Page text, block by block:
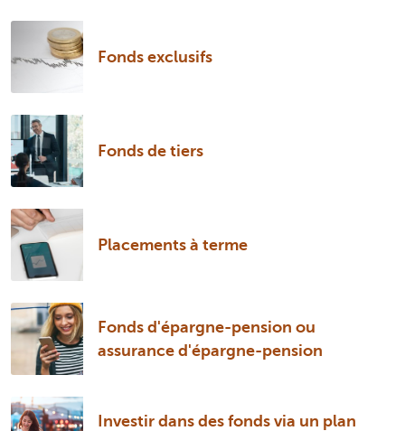
Fonds exclusifs
Fonds de tiers
Placements à terme
Fonds d'épargne-pension ou
assurance d'épargne-pension
Investir dans des fonds via un plan